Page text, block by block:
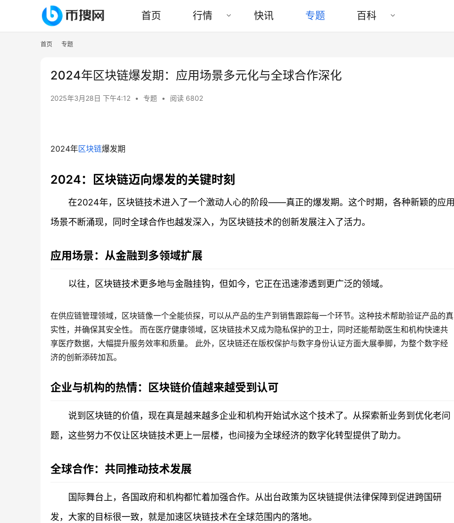
首页 行情 快讯 专题 百科
首页 专题
2024年区块链爆发期：应用场景多元化与全球合作深化
2025年3月28日 下午4:12 • 专题 • 阅读 6802
2024年区块链爆发期
2024：区块链迈向爆发的关键时刻
在2024年，区块链技术进入了一个激动人心的阶段——真正的爆发期。这个时期，各种新颖的应用
场景不断涌现，同时全球合作也越发深入，为区块链技术的创新发展注入了活力。
应用场景：从金融到多领域扩展
以往，区块链技术更多地与金融挂钩，但如今，它正在迅速渗透到更广泛的领域。
在供应链管理领域，区块链像一个全能侦探，可以从产品的生产到销售跟踪每一个环节。这种技术帮助验证产品的真
实性，并确保其安全性。 而在医疗健康领域，区块链技术又成为隐私保护的卫士，同时还能帮助医生和机构快速共
享医疗数据，大幅提升服务效率和质量。 此外，区块链还在版权保护与数字身份认证方面大展拳脚，为整个数字经
济的创新添砖加瓦。
企业与机构的热情：区块链价值越来越受到认可
说到区块链的价值，现在真是越来越多企业和机构开始试水这个技术了。从探索新业务到优化老问
题，这些努力不仅让区块链技术更上一层楼，也间接为全球经济的数字化转型提供了助力。
全球合作：共同推动技术发展
国际舞台上，各国政府和机构都忙着加强合作。从出台政策为区块链提供法律保障到促进跨国研
发，大家的目标很一致，就是加速区块链技术在全球范围内的落地。